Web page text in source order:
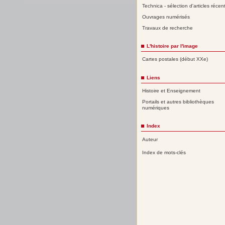
Technica - sélection d'articles
Ouvrages numérisés
Travaux de recherche
L'histoire par l'image
Cartes postales (début XXe)
Liens
Histoire et Enseignement
Portails et autres bibliothèques
numériques
Index
Auteur
Index de mots-clés